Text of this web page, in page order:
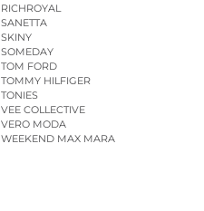
RICHROYAL
SANETTA
SKINY
SOMEDAY
TOM FORD
TOMMY HILFIGER
TONIES
VEE COLLECTIVE
VERO MODA
WEEKEND MAX MARA